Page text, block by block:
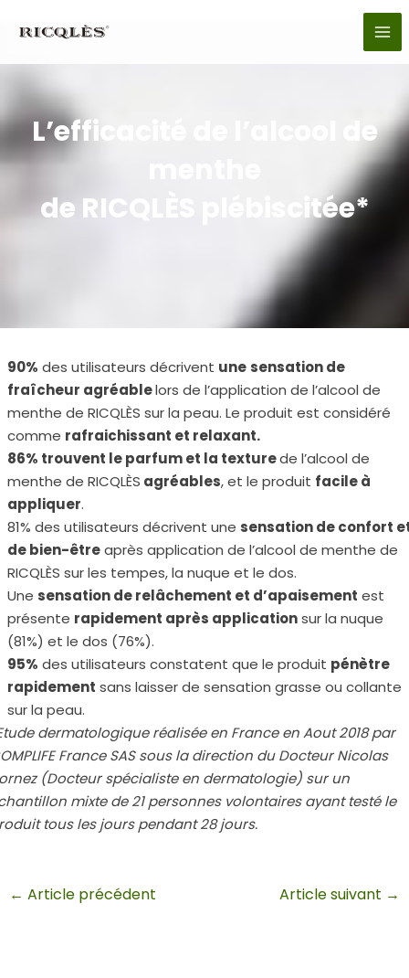
L’efficacité de l’alcool de
de RICQLÈS plébiscitée*
90% des utilisateurs décrivent une sensation de
fraîcheur agréablelors de l’application de l’alcool de
menthe de RICQLÈS sur la peau. Le produit est considéré
comme rafraichissant et relaxant.
86% trouvent le parfum et la texturede l’alcool de
menthe de RICQLÈS agréables, et le produit facile à
appliquer.
81% des utilisateurs décrivent une sensation de confort
de bien-êtreaprès application de l’alcool de menthe de
RICQLÈS sur les tempes, la nuque et le dos.
Une sensation de relâchement et d’apaisement est
présente rapidement après applicationsur la nuque
(81%) et le dos (76%).
95% des utilisateurs constatent que le produit pénètre
rapidement sans laisser de sensation grasse ou collante
sur la peau.
dermatologique réalisée en France en Aout 2018 par
France SAS sous la direction du Docteur Nicolas
(Docteur spécialiste en dermatologie) sur un
mixte de 21 personnes volontaires ayant testé le
tous les jours pendant 28 jours.
Navigation
← Article précédent Article suivant →